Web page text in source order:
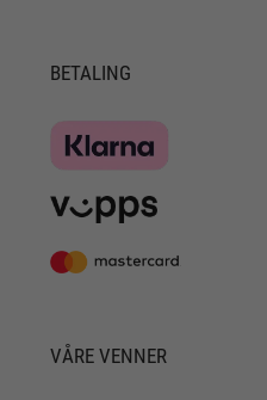
BETALING
VÅRE VENNER